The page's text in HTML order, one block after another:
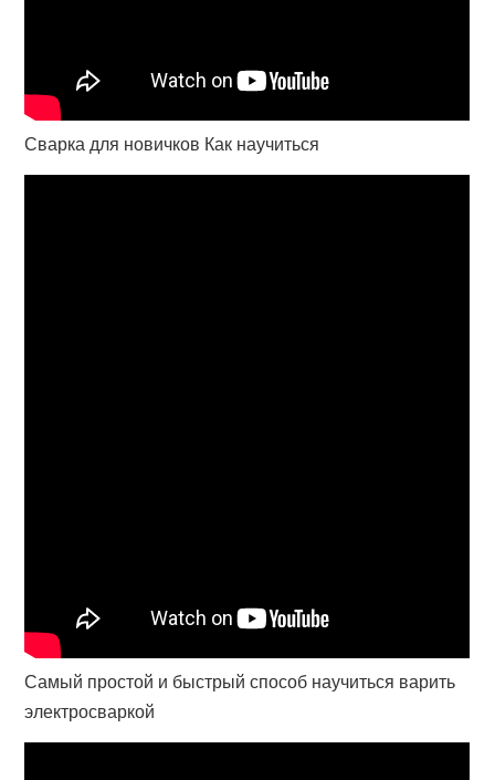
Сварка для новичков Как научиться
Самый простой и быстрый способ научиться варить
электросваркой